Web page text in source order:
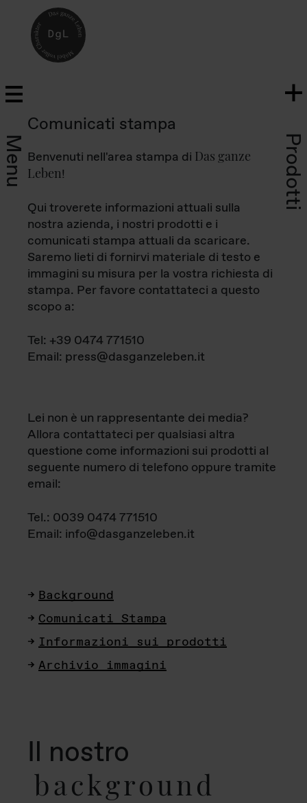
Menu Prodotti
Comunicati stampa
Benvenuti nell'area stampa di Das ganze
Leben!
Qui troverete informazioni attuali sulla
nostra azienda, i nostri prodotti e i
comunicati stampa attuali da scaricare.
Saremo lieti di fornirvi materiale di testo e
immagini su misura per la vostra richiesta di
stampa. Per favore contattateci a questo
scopo a:
Tel: +39 0474 771510
Email: press@dasganzeleben.it
Lei non è un rappresentante dei media?
Allora contattateci per qualsiasi altra
questione come informazioni sui prodotti al
seguente numero di telefono oppure tramite
email:
Tel.: 0039 0474 771510
Email: info@dasganzeleben.it
Background
Comunicati Stampa
Informazioni sui prodotti
Archivio immagini
Il nostro
background